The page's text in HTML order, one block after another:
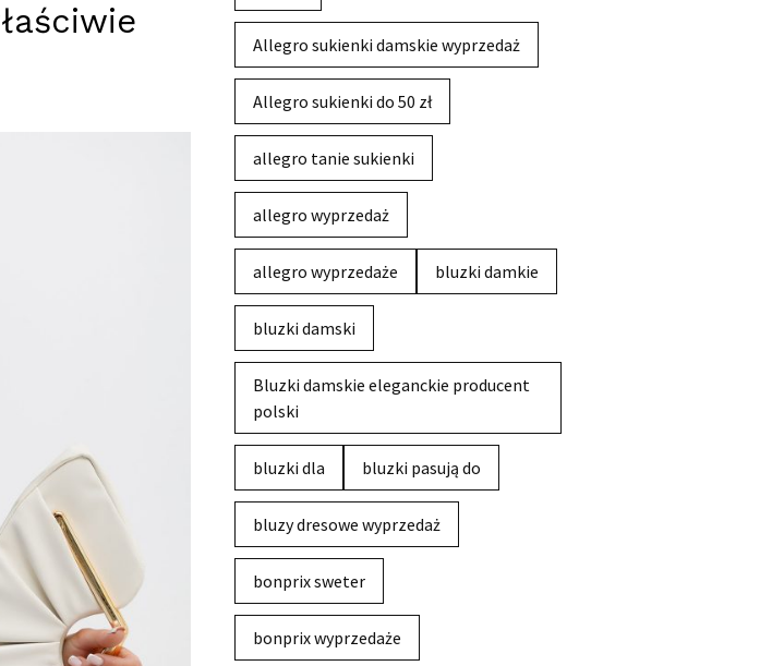
Allegro sukienki damskie wyprzedaż
Allegro sukienki do 50 zł
allegro tanie sukienki
allegro wyprzedaż
allegro wyprzedaże bluzki damkie
bluzki damski
Bluzki damskie eleganckie producent
polski
bluzki dla bluzki pasują do
bluzy dresowe wyprzedaż
bonprix sweter
bonprix wyprzedaże